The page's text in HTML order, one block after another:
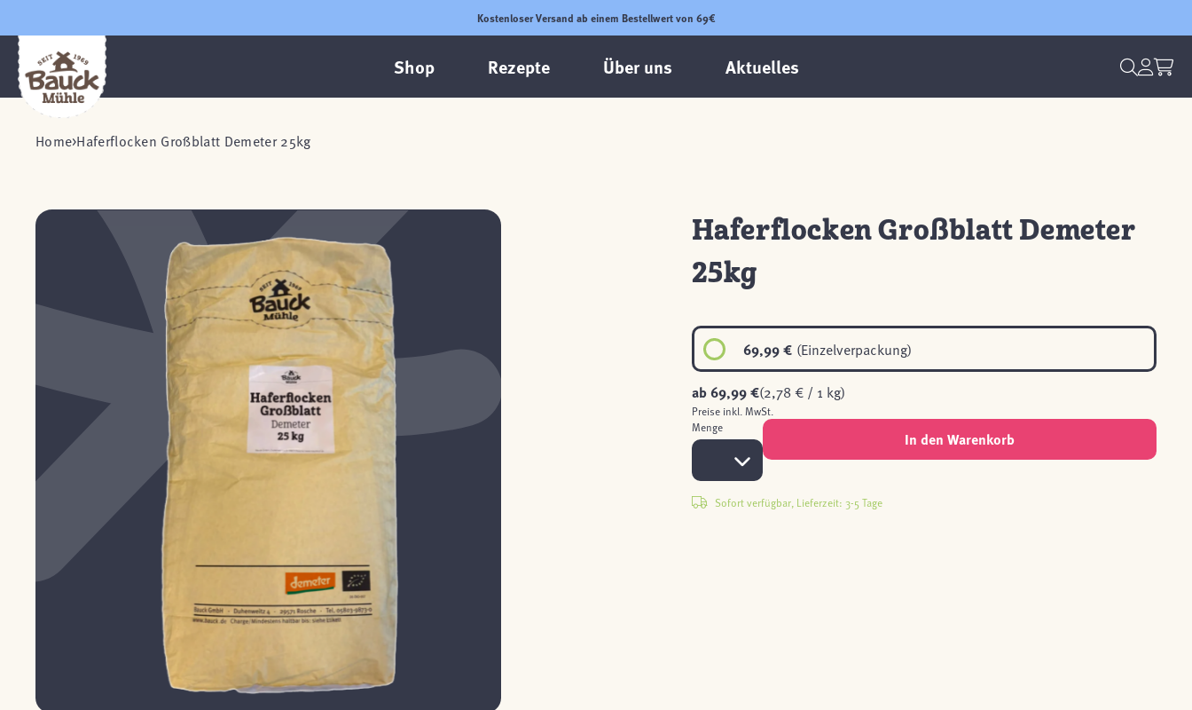
Kostenloser Versand ab einem Bestellwert von 69€
Shop Rezepte Über uns Aktuelles
Home Haferflocken Großblatt Demeter 25kg
Haferflocken Großblatt Demeter
25kg
69,99 € (Einzelverpackung)
ab69,99 €(2,78 € / 1 kg)
Preise inkl. MwSt.
Menge
In den Warenkorb
Sofort verfügbar, Lieferzeit: 3-5 Tage